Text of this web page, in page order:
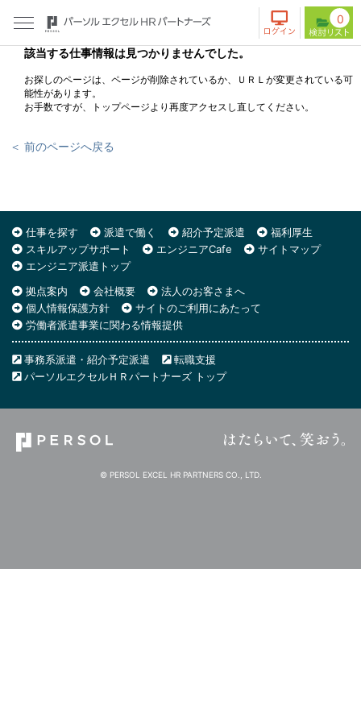
0
該当する仕事情報は見つかりませんでした。
お探しのページは、ページが削除されているか、ＵＲＬが変更されている可
能性があります。
お手数ですが、トップページより再度アクセスし直してください。
＜ 前のページへ戻る
仕事を探す 派遣で働く 紹介予定派遣
福利厚生
スキルアップサポート
エンジニアCafe
サイトマップ
エンジニア派遣トップ
拠点案内
会社概要
法人のお客さまへ
個人情報保護方針
サイトのご利用にあたって
労働者派遣事業に関わる情報提供
事務系派遣・紹介予定派遣
転職支援
パーソルエクセルＨＲパートナーズ トップ
© PERSOL EXCEL HR PARTNERS CO., LTD.